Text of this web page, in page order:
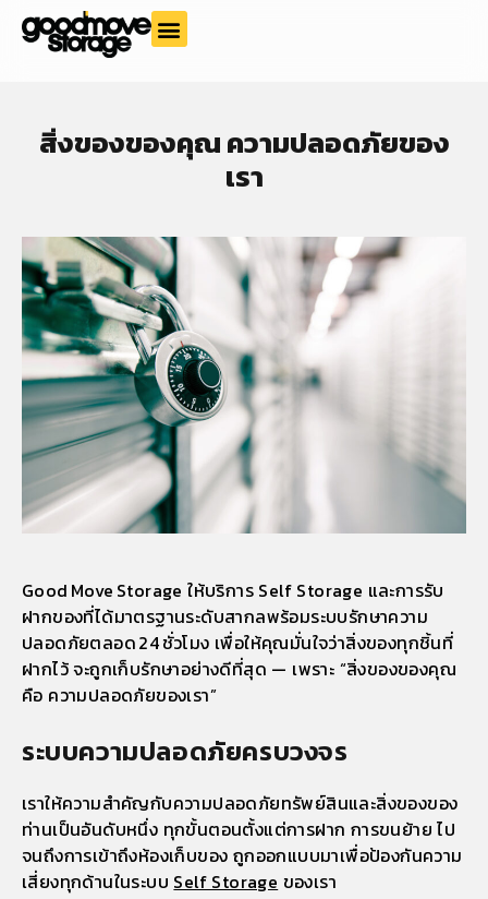
สิ่งของของคุณ ความปลอดภัยของ
เรา
Good Move Storage ให้บริการ Self Storage และการรับ
ฝากของที่ได้มาตรฐานระดับสากลพร้อมระบบรักษาความ
ปลอดภัยตลอด 24 ชั่วโมง เพื่อให้คุณมั่นใจว่าสิ่งของทุกชิ้นที่
ฝากไว้ จะถูกเก็บรักษาอย่างดีที่สุด — เพราะ “สิ่งของของคุณ
คือ ความปลอดภัยของเรา”
ระบบความปลอดภัยครบวงจร
เราให้ความสำคัญกับความปลอดภัยทรัพย์สินและสิ่งของของ
ท่านเป็นอันดับหนึ่ง ทุกขั้นตอนตั้งแต่การฝาก การขนย้าย ไป
จนถึงการเข้าถึงห้องเก็บของ ถูกออกแบบมาเพื่อป้องกันความ
เสี่ยงทุกด้านในระบบ Self Storage ของเรา